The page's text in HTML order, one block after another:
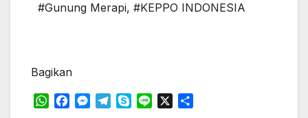
#Gunung Merapi, #KEPPO INDONESIA
Bagikan
W
M
T
S